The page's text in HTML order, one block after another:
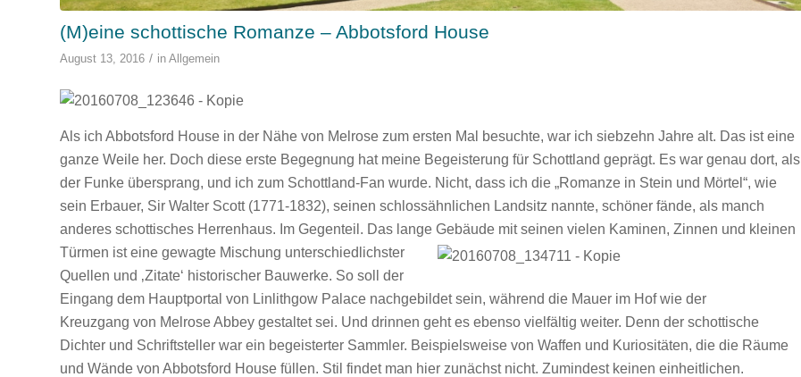
(M)eine schottische Romanze – Abbotsford House
August 13, 2016 / in Allgemein
Als ich Abbotsford House in der Nähe von Melrose zum ersten Mal besuchte, war ich siebzehn Jahre alt. Das ist eine
ganze Weile her. Doch diese erste Begegnung hat meine Begeisterung für Schottland geprägt. Es war genau dort, als
der Funke übersprang, und ich zum Schottland-Fan wurde. Nicht, dass ich die „Romanze in Stein und Mörtel“, wie
sein Erbauer, Sir Walter Scott (1771-1832), seinen schlossähnlichen Landsitz nannte, schöner fände, als manch
anderes schottisches Herrenhaus. Im Gegenteil. Das lange Gebäude mitseinen vielen Kaminen, Zinnen und kleinen
Türmen ist eine gewagte Mischung unterschiedlichster
Quellen und ‚Zitate‘ historischer Bauwerke. So soll der
Eingang dem Hauptportal von Linlithgow Palace nachgebildet sein, während die Mauer im Hof wie der
Kreuzgang von Melrose Abbey gestaltet sei. Und drinnen geht es ebenso vielfältig weiter. Denn der schottische
Dichter und Schriftsteller war ein begeisterter Sammler. Beispielsweise von Waffen und Kuriositäten, die die Räume
und Wände von Abbotsford House füllen. Stil findet man hier zunächst nicht. Zumindest keinen einheitlichen.